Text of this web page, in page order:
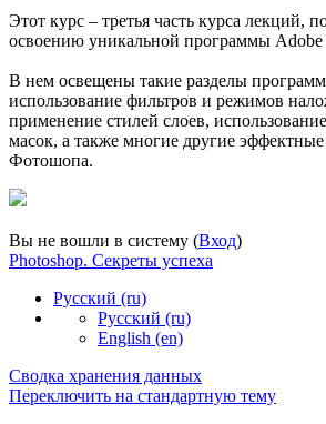
Этот курс – третья часть курса лекций,
освоению уникальной программы Adobe
В нем освещены такие разделы
использование фильтров и режимов
применение стилей слоев,
масок, а также многие другие
Фотошопа.
Вы не вошли в систему (Вход)
Photoshop. Секреты успеха
Русский ‎(ru)‎
Русский ‎(ru)‎
English ‎(en)‎
Сводка хранения данных
Переключить на стандартную тему